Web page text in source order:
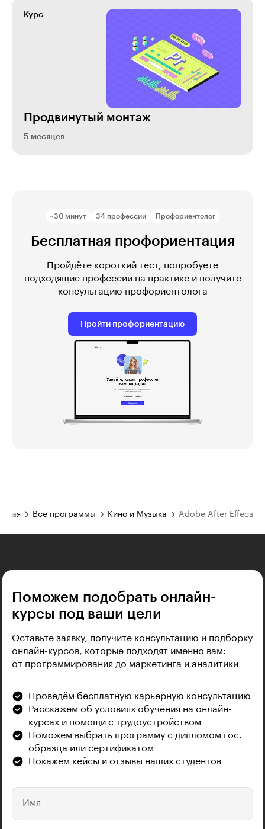
Курс
Продвинутый монтаж
5 месяцев
~30 минут 34 профессии Профориентолог
Бесплатная профориентация
Пройдёте короткий тест, попробуете
подходящие профессии на практике и получите
консультацию профориентолога
Пройти профориентацию
Все программы Кино и Музыка Adobe After Effecs
Поможем подобрать онлайн-
курсы под ваши цели
Оставьте заявку, получите консультацию и подборку
онлайн-курсов, которые подходят именно вам:
от программирования до маркетинга и аналитики
Проведём бесплатную карьерную консультацию
Расскажем об условиях обучения на онлайн-
курсах и помощи с трудоустройством
Поможем выбрать программу с дипломом гос.
образца или сертификатом
Покажем кейсы и отзывы наших студентов
Имя